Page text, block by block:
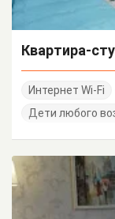
Квартира-
Интернет Wi-Fi
Дети любого